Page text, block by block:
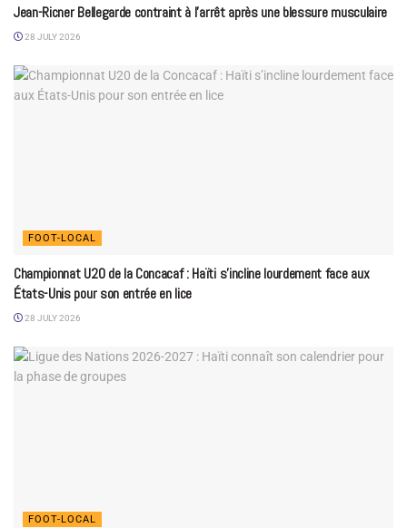
Jean-Ricner Bellegarde contraint à l’arrêt après une blessure musculaire
28 JULY 2026
FOOT-LOCAL
Championnat U20 de la Concacaf : Haïti s’incline lourdement face aux
États-Unis pour son entrée en lice
28 JULY 2026
FOOT-LOCAL